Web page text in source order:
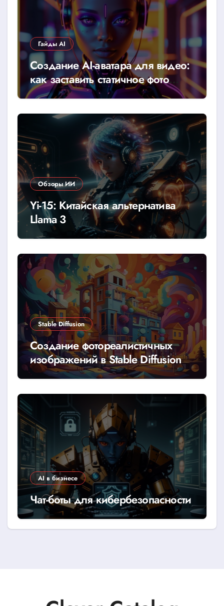
Гайды AI
Создание AI-аватара для видео:
как заставить статичное фото
говорить
Обзоры ИИ
Yi-15: Китайская альтернатива
Llama 3
Stable Diffusion
Создание фотореалистичных
изображений в Stable Diffusion
AI в бизнесе
Чат-боты для кибербезопасности